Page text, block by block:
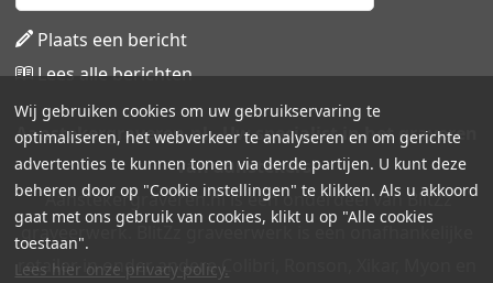
Plaats een bericht
Lees alle berichten
Aanstekergraveren.nl - Uw specialist in het graveren
van aanstekers!
Aanstekergraveren.nl is een onderdeel van BlitZz
graveerwerk. BlitZz graveerwerk is een onafhankelijke
retailer in onder andere Colibri, Ronson, Xikar, Myon en
Wij gebruiken cookies om uw gebruikservaring te
optimaliseren, het webverkeer te analyseren en om gerichte
advertenties te kunnen tonen via derde partijen. U kunt deze
beheren door op "Cookie instellingen" te klikken. Als u akkoord
gaat met ons gebruik van cookies, klikt u op "Alle cookies
toestaan".
Lees hier onze privacy policy.